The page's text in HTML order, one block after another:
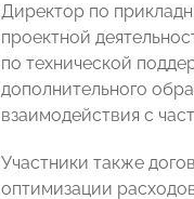
Директор по
проектной
по технической
дополнительного
взаимодействия с
Участники также
оптимизации